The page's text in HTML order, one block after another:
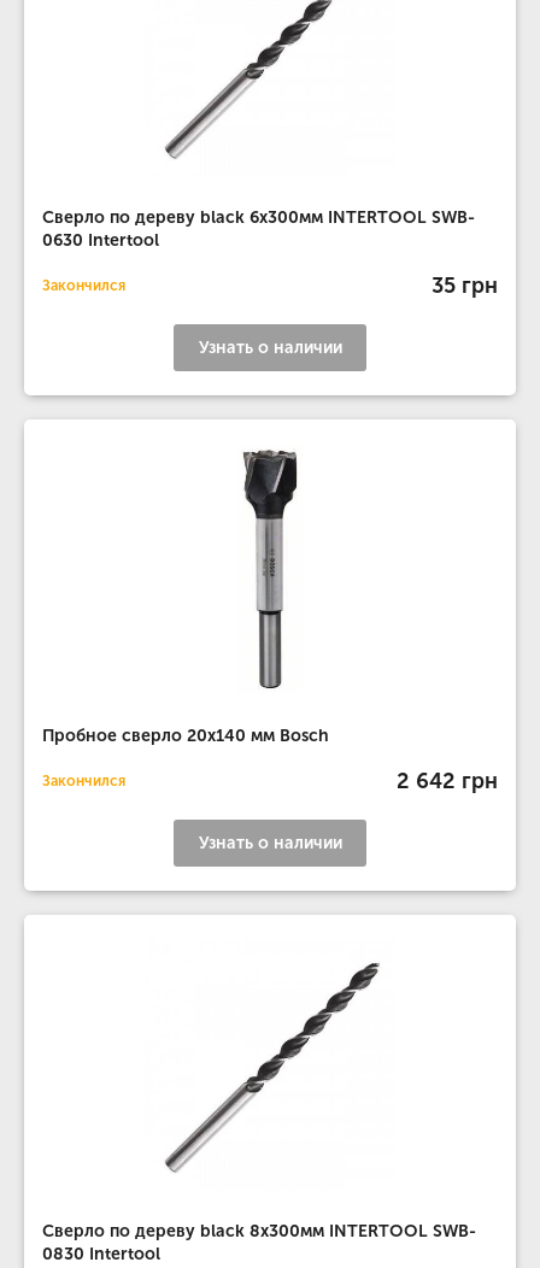
Сверло по дереву black 6x300мм INTERTOOL SWB-
0630 Intertool
Закончился 35 грн
Узнать о наличии
Пробное сверло 20x140 мм Bosch
Закончился 2 642 грн
Узнать о наличии
Сверло по дереву black 8x300мм INTERTOOL SWB-
0830 Intertool